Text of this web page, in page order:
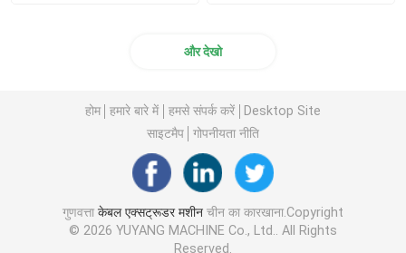
और देखो
होम हमारे बारे में हमसे संपर्क करें
Desktop Site
साइटमैप
गोपनीयता नीति
गुणवत्ता केबल एक्सट्रूडर मशीनचीन का कारखाना.Copyright
© 2026 YUYANG MACHINE Co., Ltd.. All Rights
Reserved.